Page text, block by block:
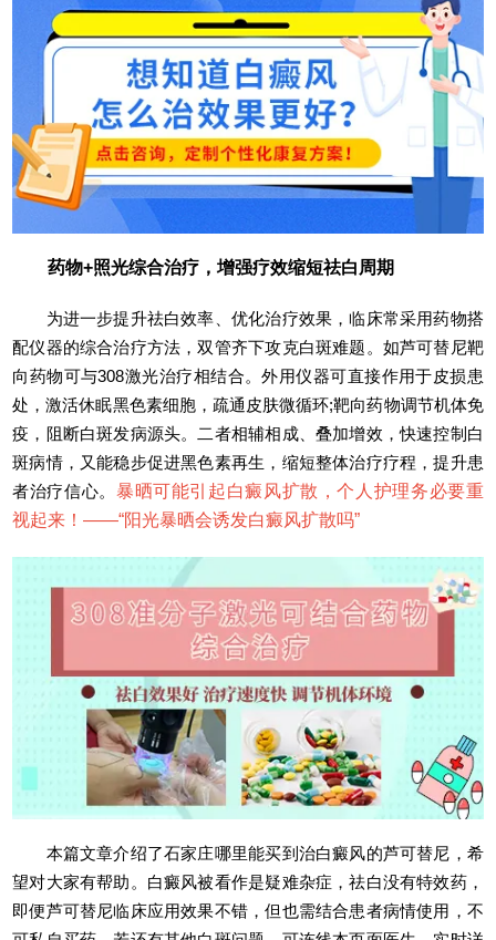
药物+照光综合治疗，增强疗效缩短祛白周期
为进一步提升祛白效率、优化治疗效果，临床常采用药物搭
配仪器的综合治疗方法，双管齐下攻克白斑难题。如芦可替尼靶
向药物可与308激光治疗相结合。外用仪器可直接作用于皮损患
处，激活休眠黑色素细胞，疏通皮肤微循环;靶向药物调节机体免
疫，阻断白斑发病源头。二者相辅相成、叠加增效，快速控制白
斑病情，又能稳步促进黑色素再生，缩短整体治疗疗程，提升患
者治疗信心。 暴晒可能引起白癜风扩散，个人护理务必要重
视起来！——“阳光暴晒会诱发白癜风扩散吗”
本篇文章介绍了石家庄哪里能买到治白癜风的芦可替尼，希
望对大家有帮助。白癜风被看作是疑难杂症，祛白没有特效药，
即便芦可替尼临床应用效果不错，但也需结合患者病情使用，不